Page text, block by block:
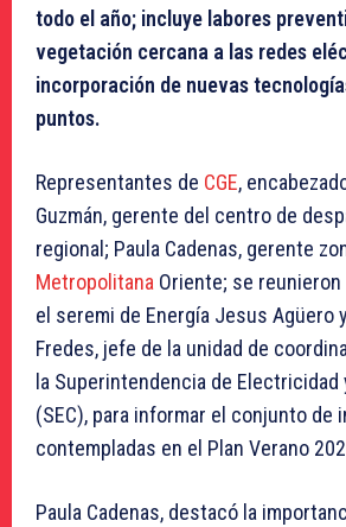
todo el año; incluye labores
vegetación cercana a las redes
incorporación de nuevas
puntos.
Representantes de CGE,
Guzmán, gerente del centro de
regional; Paula Cadenas, gerente
Metropolitana Oriente; se
el seremi de Energía Jesus Agüero
Fredes, jefe de la unidad de
la Superintendencia de
(SEC), para informar el conjunto de
contempladas en el Plan Verano
Paula Cadenas, destacó la